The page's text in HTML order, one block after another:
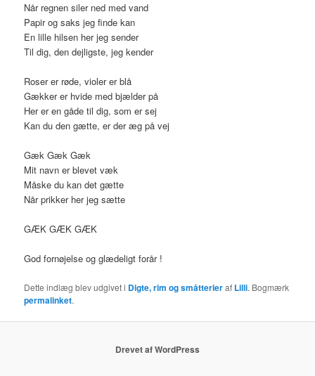
Når regnen siler ned med vand
Papir og saks jeg finde kan
En lille hilsen her jeg sender
Til dig, den dejligste, jeg kender
Roser er røde, violer er blå
Gækker er hvide med bjælder på
Her er en gåde til dig, som er sej
Kan du den gætte, er der æg på vej
Gæk Gæk Gæk
Mit navn er blevet væk
Måske du kan det gætte
Når prikker her jeg sætte
GÆK GÆK GÆK
God fornøjelse og glædeligt forår !
Dette indlæg blev udgivet i Digte, rim og småtterieraf Lilli. Bogmærk
permalinket.
Drevet af WordPress